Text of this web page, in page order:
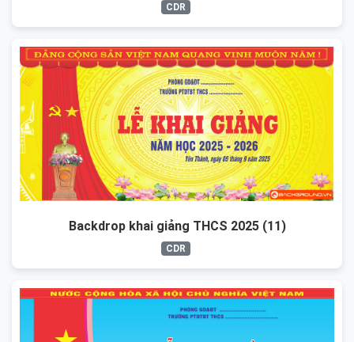
CDR
Backdrop khai giảng THCS 2025 (11)
CDR